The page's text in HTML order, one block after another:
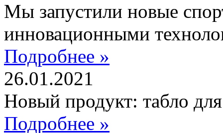
Мы запустили новые
инновационными
Подробнее »
26.01.2021
Новый продукт: табло
Подробнее »